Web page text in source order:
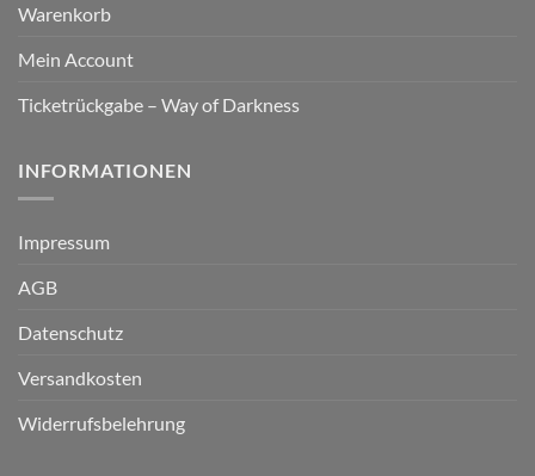
Warenkorb
Mein Account
Ticketrückgabe – Way of Darkness
INFORMATIONEN
Impressum
AGB
Datenschutz
Versandkosten
Widerrufsbelehrung